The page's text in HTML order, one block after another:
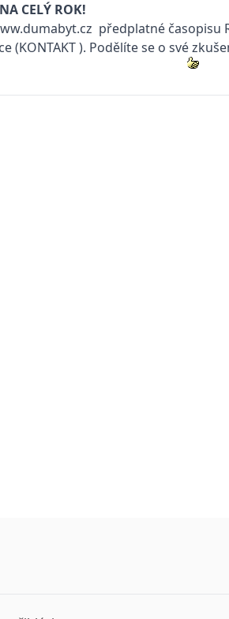
CELÝ ROK!
předplatné časopisu
(KONTAKT). Podělíte se o své